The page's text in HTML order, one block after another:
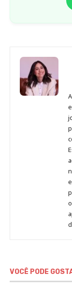
VOCÊ PODE